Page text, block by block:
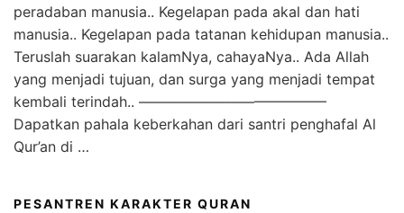
peradaban manusia.. Kegelapan pada akal dan hati
manusia.. Kegelapan pada tatanan kehidupan manusia..
Teruslah suarakan kalamNya, cahayaNya.. Ada Allah
yang menjadi tujuan, dan surga yang menjadi tempat
kembali terindah.. —————————————
Dapatkan pahala keberkahan dari santri penghafal Al
Qur’an di …
PESANTREN KARAKTER QURAN